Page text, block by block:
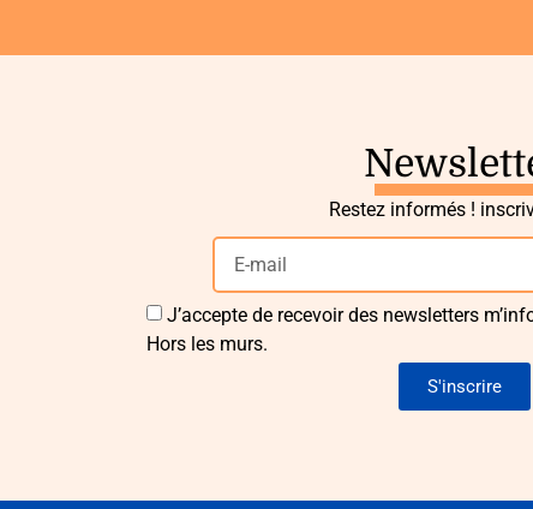
Restez informés !
J’accepte de recevoir des newsletters
Hors les murs.
S'inscrire